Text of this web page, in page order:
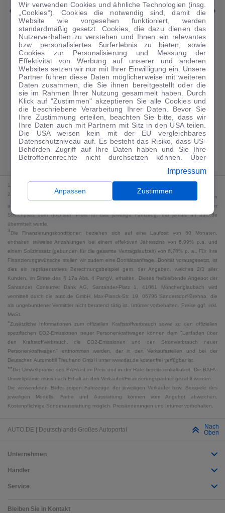
Skoda Octavia
Ambition PHEV
51.093 km· 03/2023· Hybrid·Automatik
Finanzierung Kaufen
224€/mtl.
Guter Preis4
0 € Anzahlung ·60 Monate ·Finanzierungs-Details
Angebot anfragen Rate anpassen
49,9 kWh/100 km + 19,9 l/100 km (gew., komb.) · 19,9 l/100 km (entl.) ·
CO₂ 499 g/km · Klasse G (gew.) / G (entl.)*
1
2 Bei dem Streichpreis handelt es sich für Neufahrzeuge und junge Gebrauchte um den
an auto.de übermittelten Listenpreis. Für alle anderen Fahrzeuge entspricht der
Streichpreis dem höchsten Preis für das jeweilige Fahrzeug, der jemals an auto.de
übermittelt wurde.
3Die Finanzierungskonditionen beziehen sich auf eine Laufzeit von 60 Monaten,
enthalten teilweise Anzahlungen bei einem effektiven Jahreszins von 6,99% p.a. und
einem Sollzinssatz (gebunden für die gesamte Vertragslaufzeit) von 6,78% p. a.. Für Ihre
Finanzierungswünsche stellen wir zudem eine Bonitätsanfrage. Bonität vorausgesetzt, ist
dies ein repräsentatives Berechnungsbeispiel gem. der Angaben, welches 2/3 aller
Kunden, im Sinne des § 17a Abs. 4 PangV, erhalten. Dieses freibleibende Angebot der
Santander Consumer Bank AG, Santander-Platz 1, 41061 Mönchengladbach wird
vermittelt durch die auto.de GmbH, Max-Planck-Str. 19, 06796 Sandersdorf-Brehna, die
als ungebundener Vermittler nicht beratend tätig ist. Irrtümer vorbehalten. Preise ggf. inkl.
MwSt.
*Zusätzliche Informationen zum offiziellen Kraftstoffverbrauch sowie zu den offiziellen
spezifischen CO2-Emissionen neuer Personenkraftwagen können dem "Leitfaden über
den Kraftstoffverbrauch, die CO2-Emissionen und den Stromverbrauch neuer
Personenkraftwagen" entnommen werden, der in den Verkaufsstellen und bei der
Deutschen Automobil Treuhand GmbH unter www.dat.de kostenfrei verfügbar ist.
**Die Umweltprämie des BAFA ist im Preis und in der Rate bereits einkalkuliert. Die BAFA-
Umweltprämie muss nach Erhalt an den Verkäufer/Finanzierungspartner gezahlt werden.
Die verwendeten Bilder zeigen Fahrzeuge der jeweiligen Verkäufer bzw. Beispiele des
jeweiligen Modells. Farbe und Ausstattung können vom Angebot abweichen.
Kostenpflichtige Sonderausstattung möglich. Preisänderungen und Irrtümer vorbehalten.
AUTO.DE | Deutschlands Großes Autoportal
Nach
Oben
Unternehmen
Händler
Service
Bleiben Sie in Kontakt
Wir verwenden Cookies und ähnliche Technologien (insg.
„Cookies“). Cookies die notwendig sind, damit die
Website wie vorgesehen funktioniert, werden
standardmäßig gesetzt. Cookies, die dazu dienen das
Nutzerverhalten zu verstehen und Ihnen ein relevantes
bzw. personalisiertes Surferlebnis zu bieten, sowie
Cookies zur Personalisierung und Messung der
Effektivität von Werbung auf unserer und anderen
Websites setzen wir nur mit Ihrer Einwilligung ein. Unsere
Partner führen diese Daten möglicherweise mit weiteren
Daten zusammen, die Sie ihnen bereitgestellt oder die
sie im Rahmen Ihrer Nutzung gesammelt haben. Durch
Klick auf "Zustimmen" akzeptieren Sie alle Cookies und
die beschriebene Verarbeitung Ihrer Daten. Bevor Sie
Ihre Zustimmung erteilen, beachten Sie bitte, dass wir
Ihre Daten auch mit Partnern mit Sitz in den USA teilen.
Die USA weisen kein mit der EU vergleichbares
Datenschutzniveau auf. Es besteht das Risiko, dass US-
Behörden Zugriff auf Ihre Daten haben und Sie Ihre
Betroffenenrechte nicht durchsetzen können. Über
anpassen. Dies ist auch später jederzeit im Bereich
Cookie-Richtliniemöglich. Weitere Informationen finden
Sie in unsererDatenschutzerklärung .
Impressum
Anpassen Zustimmen